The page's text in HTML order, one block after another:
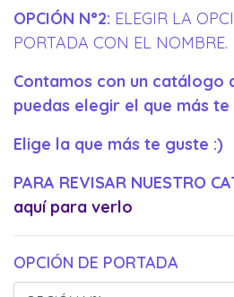
OPCIÓN N°2: ELEGIR LA
PORTADA CON EL NOMBRE.
Contamos con un catálogo
puedas elegir el que más
Elige la que más te guste :)
PARA REVISAR NUESTRO
aquí para verlo
OPCIÓN DE PORTADA